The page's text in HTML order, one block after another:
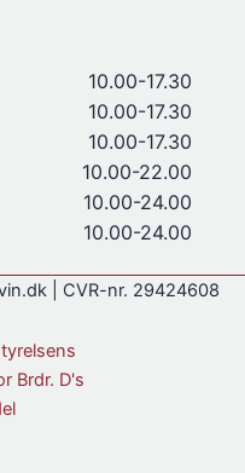
10.00-17.30
10.00-17.30
10.00-17.30
10.00-22.00
10.00-24.00
10.00-24.00
| CVR-nr. 29424608